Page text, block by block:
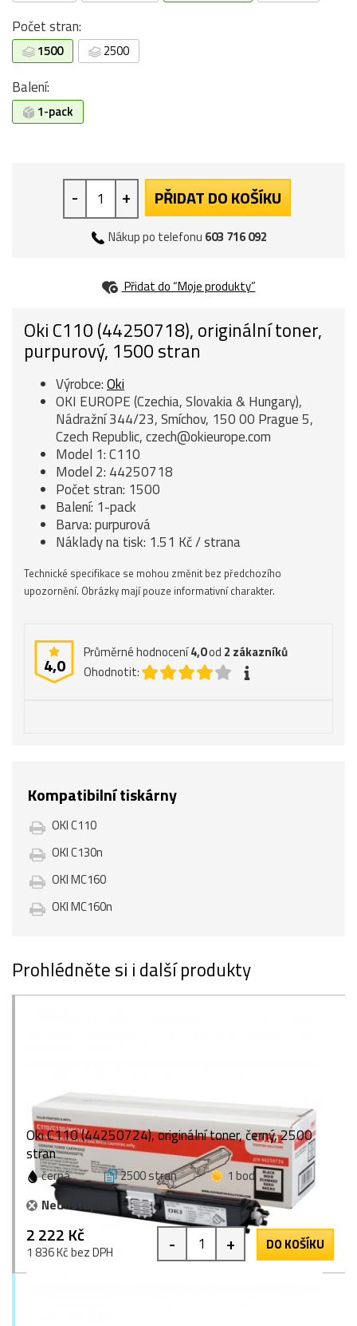
Počet stran:
1500 2500
Balení:
1-pack
- + PŘIDAT DO KOŠÍKU
Nákup po telefonu 603 716 092
Přidat do “Moje produkty”
Oki C110 (44250718), originální toner,
purpurový, 1500 stran
Výrobce:Oki
OKI EUROPE (Czechia, Slovakia & Hungary),
Nádražní 344/23, Smíchov, 150 00 Prague 5,
Czech Republic, czech@okieurope.com
Model 1: C110
Model 2: 44250718
Počet stran: 1500
Balení: 1-pack
Barva: purpurová
Náklady na tisk: 1.51 Kč / strana
Technické specifikace se mohou změnit bez předchozího
upozornění. Obrázky mají pouze informativní charakter.
4,0
Průměrné hodnocení4,0od 2 zákazníků
Ohodnotit:
Kompatibilní tiskárny
OKI C110
OKI C130n
OKI MC160
OKI MC160n
Prohlédněte si i další produkty
Oki C110 (44250724), originální toner, černý, 2500
stran
černá 2500 stran
1 bod
Nedostupné
2 222 Kč
1 836 Kč bez DPH - + DO KOŠÍKU